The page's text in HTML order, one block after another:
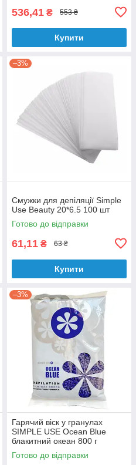
536,41 ₴ 553 ₴
Купити
–3%
Смужки для депіляції Simple
Use Beauty 20*6.5 100 шт
Готово до відправки
61,11 ₴ 63 ₴
Купити
–3%
Гарячий віск у гранулах
SIMPLE USE Ocean Blue
блакитний океан 800 г
Готово до відправки